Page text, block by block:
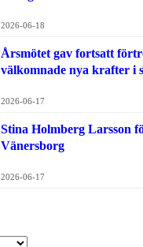
2026-06-18
Årsmötet gav fortsatt
välkomnade nya krafter i
2026-06-17
Stina Holmberg Larsson
Vänersborg
2026-06-17